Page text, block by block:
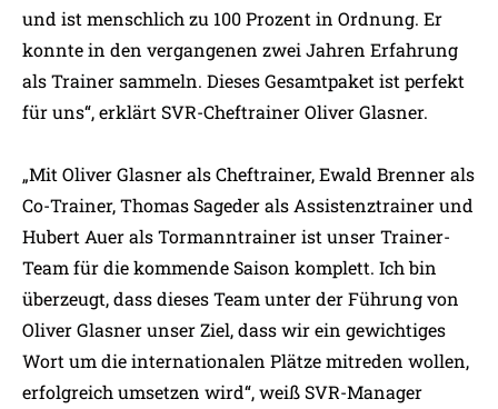
und ist menschlich zu 100 Prozent in Ordnung. Er
konnte in den vergangenen zwei Jahren Erfahrung
als Trainer sammeln. Dieses Gesamtpaket ist perfekt
für uns“, erklärt SVR-Cheftrainer Oliver Glasner.
„Mit Oliver Glasner als Cheftrainer, Ewald Brenner als
Co-Trainer, Thomas Sageder als Assistenztrainer und
Hubert Auer als Tormanntrainer ist unser Trainer-
Team für die kommende Saison komplett. Ich bin
überzeugt, dass dieses Team unter der Führung von
Oliver Glasner unser Ziel, dass wir ein gewichtiges
Wort um die internationalen Plätze mitreden wollen,
erfolgreich umsetzen wird“, weiß SVR-Manager